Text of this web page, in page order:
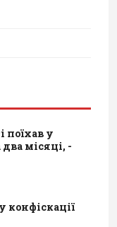
поїхав у
місяці, -
конфіскації